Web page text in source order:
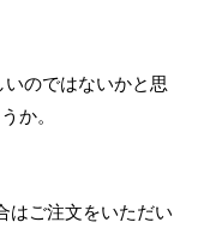
のではないかと思
か。
はご注文をいただい